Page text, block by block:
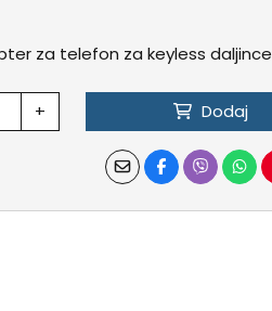
za telefon za keyless daljince
+ Dodaj